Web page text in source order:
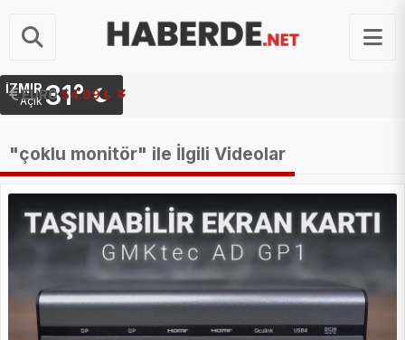
EURO 54.99 ₺
İZMIR
Açık 31°
"çoklu monitör" ile İlgili Videolar